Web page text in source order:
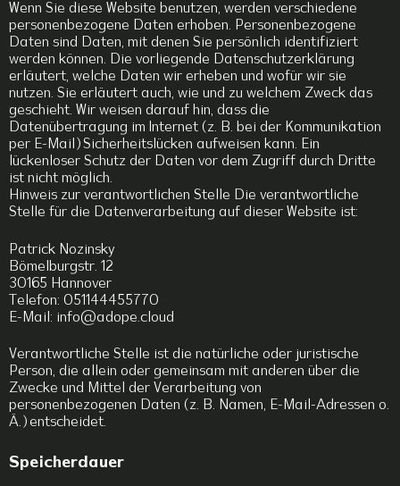
Wenn Sie diese Website benutzen, werden verschiedene
personenbezogene Daten erhoben. Personenbezogene
Daten sind Daten, mit denen Sie persönlich identifiziert
werden können. Die vorliegende Datenschutzerklärung
erläutert, welche Daten wir erheben und wofür wir sie
nutzen. Sie erläutert auch, wie und zu welchem Zweck das
geschieht. Wir weisen darauf hin, dass die
Datenübertragung im Internet (z. B. bei der Kommunikation
per E-Mail) Sicherheitslücken aufweisen kann. Ein
lückenloser Schutz der Daten vor dem Zugriff durch Dritte
ist nicht möglich.
Hinweis zur verantwortlichen Stelle Die verantwortliche
Stelle für die Datenverarbeitung auf dieser Website ist:
Patrick Nozinsky
Bömelburgstr. 12
30165 Hannover
Telefon: 051144455770
E-Mail: info@adope.cloud
Verantwortliche Stelle ist die natürliche oder juristische
Person, die allein oder gemeinsam mit anderen über die
Zwecke und Mittel der Verarbeitung von
personenbezogenen Daten (z. B. Namen, E-Mail-Adressen o.
Ä.) entscheidet.
Speicherdauer